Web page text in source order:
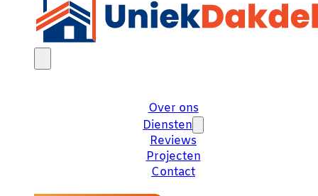
Over ons
Diensten
Reviews
Projecten
Contact